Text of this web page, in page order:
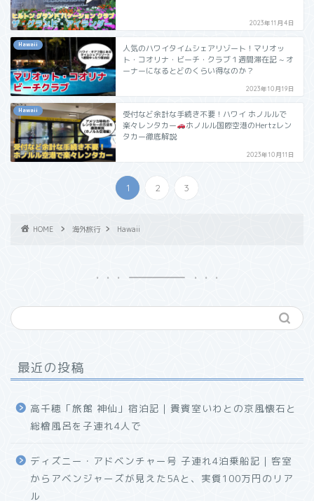
2023年11月4日
Hawaii
人気のハワイタイムシェアリゾート！マリオッ
ト・コオリナ・ビーチ・クラブ１週間滞在記 ~ オ
ーナーになるとどのくらい得なのか？
2023年10月19日
Hawaii
受付など余計な手続き不要！ハワイ ホノルルで
楽々レンタカー
ホノルル国際空港のHertzレン
タカー徹底解説
2023年10月11日
1 2 3
HOME 海外旅行 Hawaii
最近の投稿
高千穂「旅館 神仙」宿泊記｜貴賓室いわとの京風懐石と
総檜風呂を子連れ4人で
ディズニー・アドベンチャー号 子連れ4泊乗船記｜客室
からアベンジャーズが見えた5Aと、実質100万円のリア
ル